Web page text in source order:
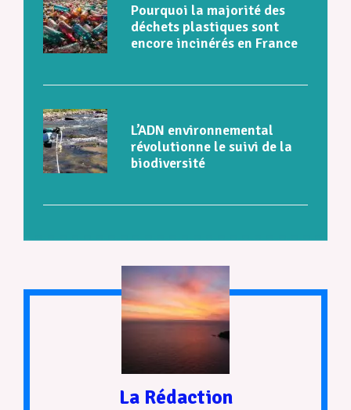
Pourquoi la majorité des
déchets plastiques sont
encore incinérés en France
L’ADN environnemental
révolutionne le suivi de la
biodiversité
La Rédaction